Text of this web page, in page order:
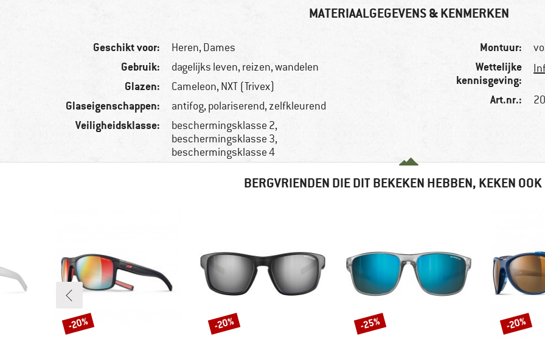
MATERIAALGEGEVENS & KENMERKEN
Geschikt voor: Heren, Dames
Gebruik: dagelijks leven, reizen, wandelen
Glazen: Cameleon, NXT (Trivex)
Glaseigenschappen: antifog, polariserend, zelfkleurend
Veiligheidsklasse:
beschermingsklasse 2,
beschermingsklasse 3,
beschermingsklasse 4
Montuur:
Wettelijke
kennisgeving:
Art.nr.:
BERGVRIENDEN DIE DIT BEKEKEN HEBBEN, KEKEN OOK
Korting
-20% Korting
-20% Korting
-25% Korting
-20%